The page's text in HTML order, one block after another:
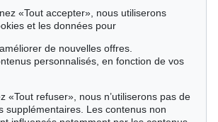
nature
«Tout accepter», nous utiliserons
et les données pour
de nouvelles offres.
personnalisés, en fonction de vos
«Tout refuser», nous n’utiliserons pas de
supplémentaires. Les contenus non